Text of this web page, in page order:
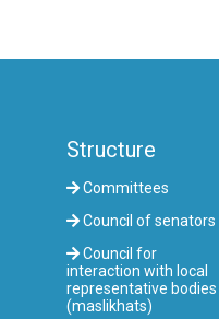
Structure
Committees
Council of senators
Council for
interaction with local
representative bodies
(maslikhats)